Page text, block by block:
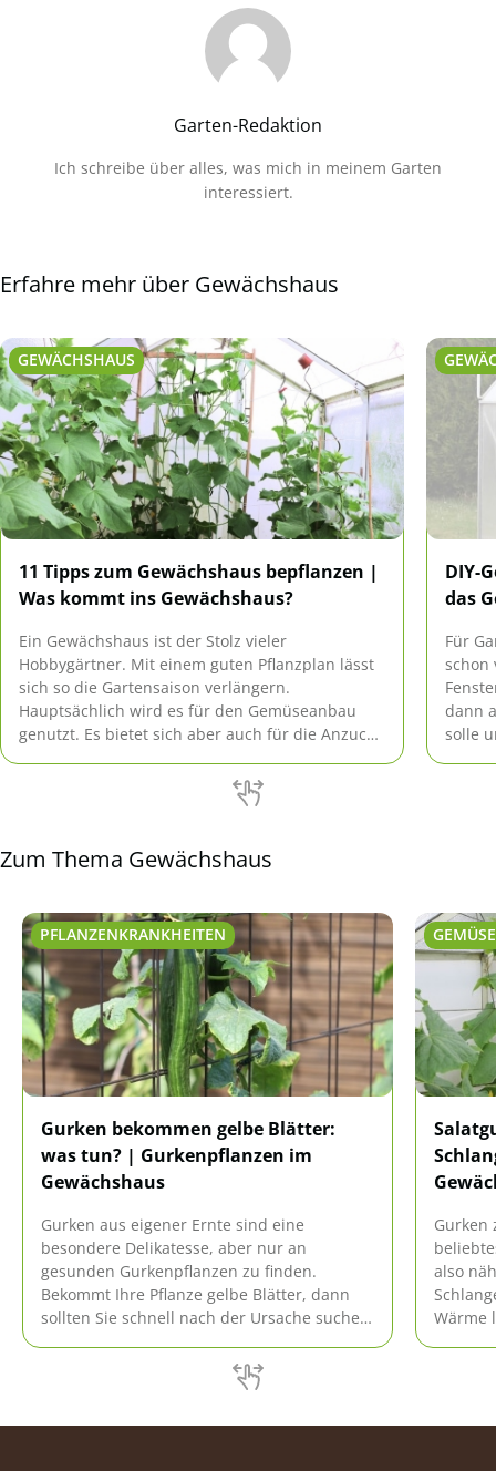
Garten-Redaktion
Ich schreibe über alles, was mich in meinem Garten
interessiert.
Erfahre mehr über Gewächshaus
GEWÄCHSHAUS
11 Tipps zum Gewächshaus bepflanzen |
Was kommt ins Gewächshaus?
Ein Gewächshaus ist der Stolz vieler
Hobbygärtner. Mit einem guten Pflanzplan lässt
sich so die Gartensaison verlängern.
Hauptsächlich wird es für den Gemüseanbau
genutzt. Es bietet sich aber auch für die Anzucht
DIY-
das
Für
schon
dann
solle
Zum Thema Gewächshaus
PFLANZENKRANKHEITEN
Gurken bekommen gelbe Blätter:
was tun? | Gurkenpflanzen im
Gewächshaus
Gurken aus eigener Ernte sind eine
besondere Delikatesse, aber nur an
gesunden Gurkenpflanzen zu finden.
Bekommt Ihre Pflanze gelbe Blätter, dann
sollten Sie schnell nach der Ursache suchen
unter Umständen vergeblich auf saftige
Gurken
also
Wärme